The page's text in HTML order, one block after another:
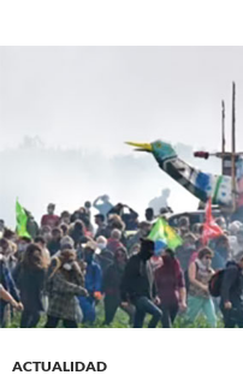
ACTUALIDAD